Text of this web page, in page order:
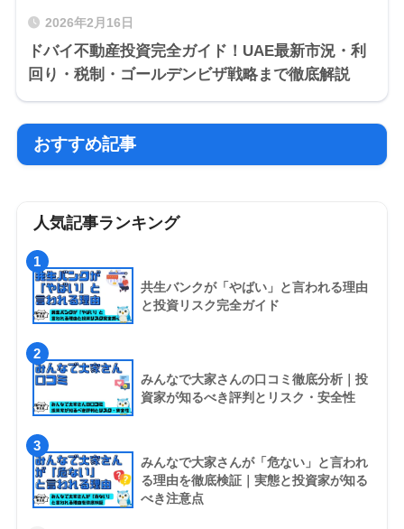
2026年2月16日
ドバイ不動産投資完全ガイド！UAE最新市況・利
回り・税制・ゴールデンビザ戦略まで徹底解説
おすすめ記事
人気記事ランキング
1
共生バンクが「やばい」と言われる理由
と投資リスク完全ガイド
2
みんなで大家さんの口コミ徹底分析｜投
資家が知るべき評判とリスク・安全性
3
みんなで大家さんが「危ない」と言われ
る理由を徹底検証｜実態と投資家が知る
べき注意点